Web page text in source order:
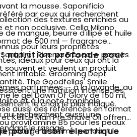
la mousse. Saponificio
des textures enrichies au
de mangue, beurre d'illipé et huile
pour leurs propriétés
idéaux pour ceux qui ont la
irritable. Grooming Dept
parfumées — à la lavande, au
et à la note tropicale
recherchent aussi une
le rasage.
par ceux qui recherchent
non occlusive. Cella Milano
de 500 ml — fragrance
et Riserva Fresco — pensés
souvent et veulent un produit
The Goodfellas' Smile
le gel Dawn Of Glory de 150 ml,
aussi des références en format
provitamine B5 pour les peaux
: nutrition profonde pour
une nutrition intense, les
le choix le plus indiqué.
et Kèlite Man Pre Shave Oil offrent
protège le derme pendant le
pour rasoir électrique